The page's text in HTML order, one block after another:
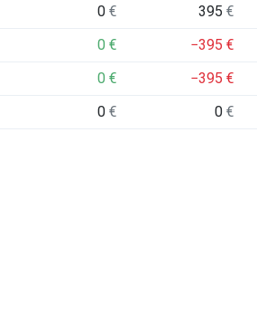
0€ 395€
0€ −395€
0€ −395€
0€ 0€